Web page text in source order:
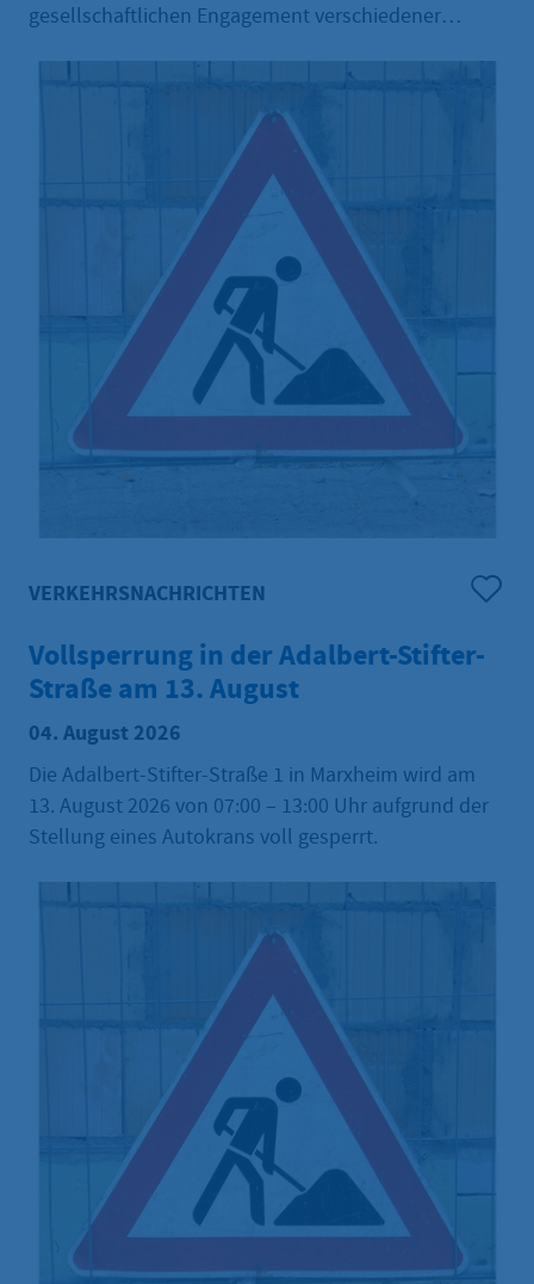
gesellschaftlichen Engagement verschiedener
Sanitär- und Heizungsbaubetrieb „WG GmbH und Co
KG“ als „Brunnenexperte“ die Verantwortung für
gleich drei Brunnen übernommen: in der
Schulstraße in Marxheim, an der Evangelischen
Kirche in Diedenbergen und in Langenhain.
VERKEHRSNACHRICHTEN
Vollsperrung in der Adalbert-Stifter-
Straße am 13. August
04. August 2026
Die Adalbert-Stifter-Straße 1 in Marxheim wird am
13. August 2026 von 07:00 – 13:00 Uhr aufgrund der
Stellung eines Autokrans voll gesperrt.